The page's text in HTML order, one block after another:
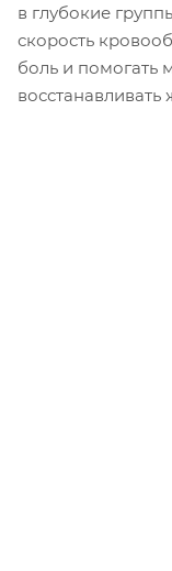
в глубокие
скорость
боль и помогать